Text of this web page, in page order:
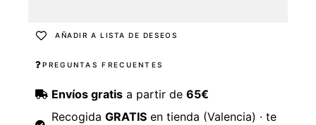
AÑADIR A LISTA DE DESEOS
PREGUNTAS FRECUENTES
Envíos gratisa partir de 65€
Recogida GRATISen tienda (Valencia) · te